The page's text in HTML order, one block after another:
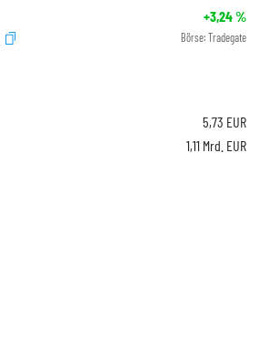
+3,24%
Börse: Tradegate
5,73 EUR
1,11 Mrd. EUR